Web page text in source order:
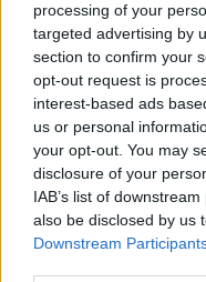
processing of your
targeted advertising by
section to confirm your
opt-out request is
interest-based ads
us or personal
your opt-out. You may
disclosure of your
IAB’s list of
also be disclosed by us
Downstream
Orbán Viktor
Trump
szempontjából
akasztott
ügyében nem
álláspontján, a
nem hajlandó,
vethessen az